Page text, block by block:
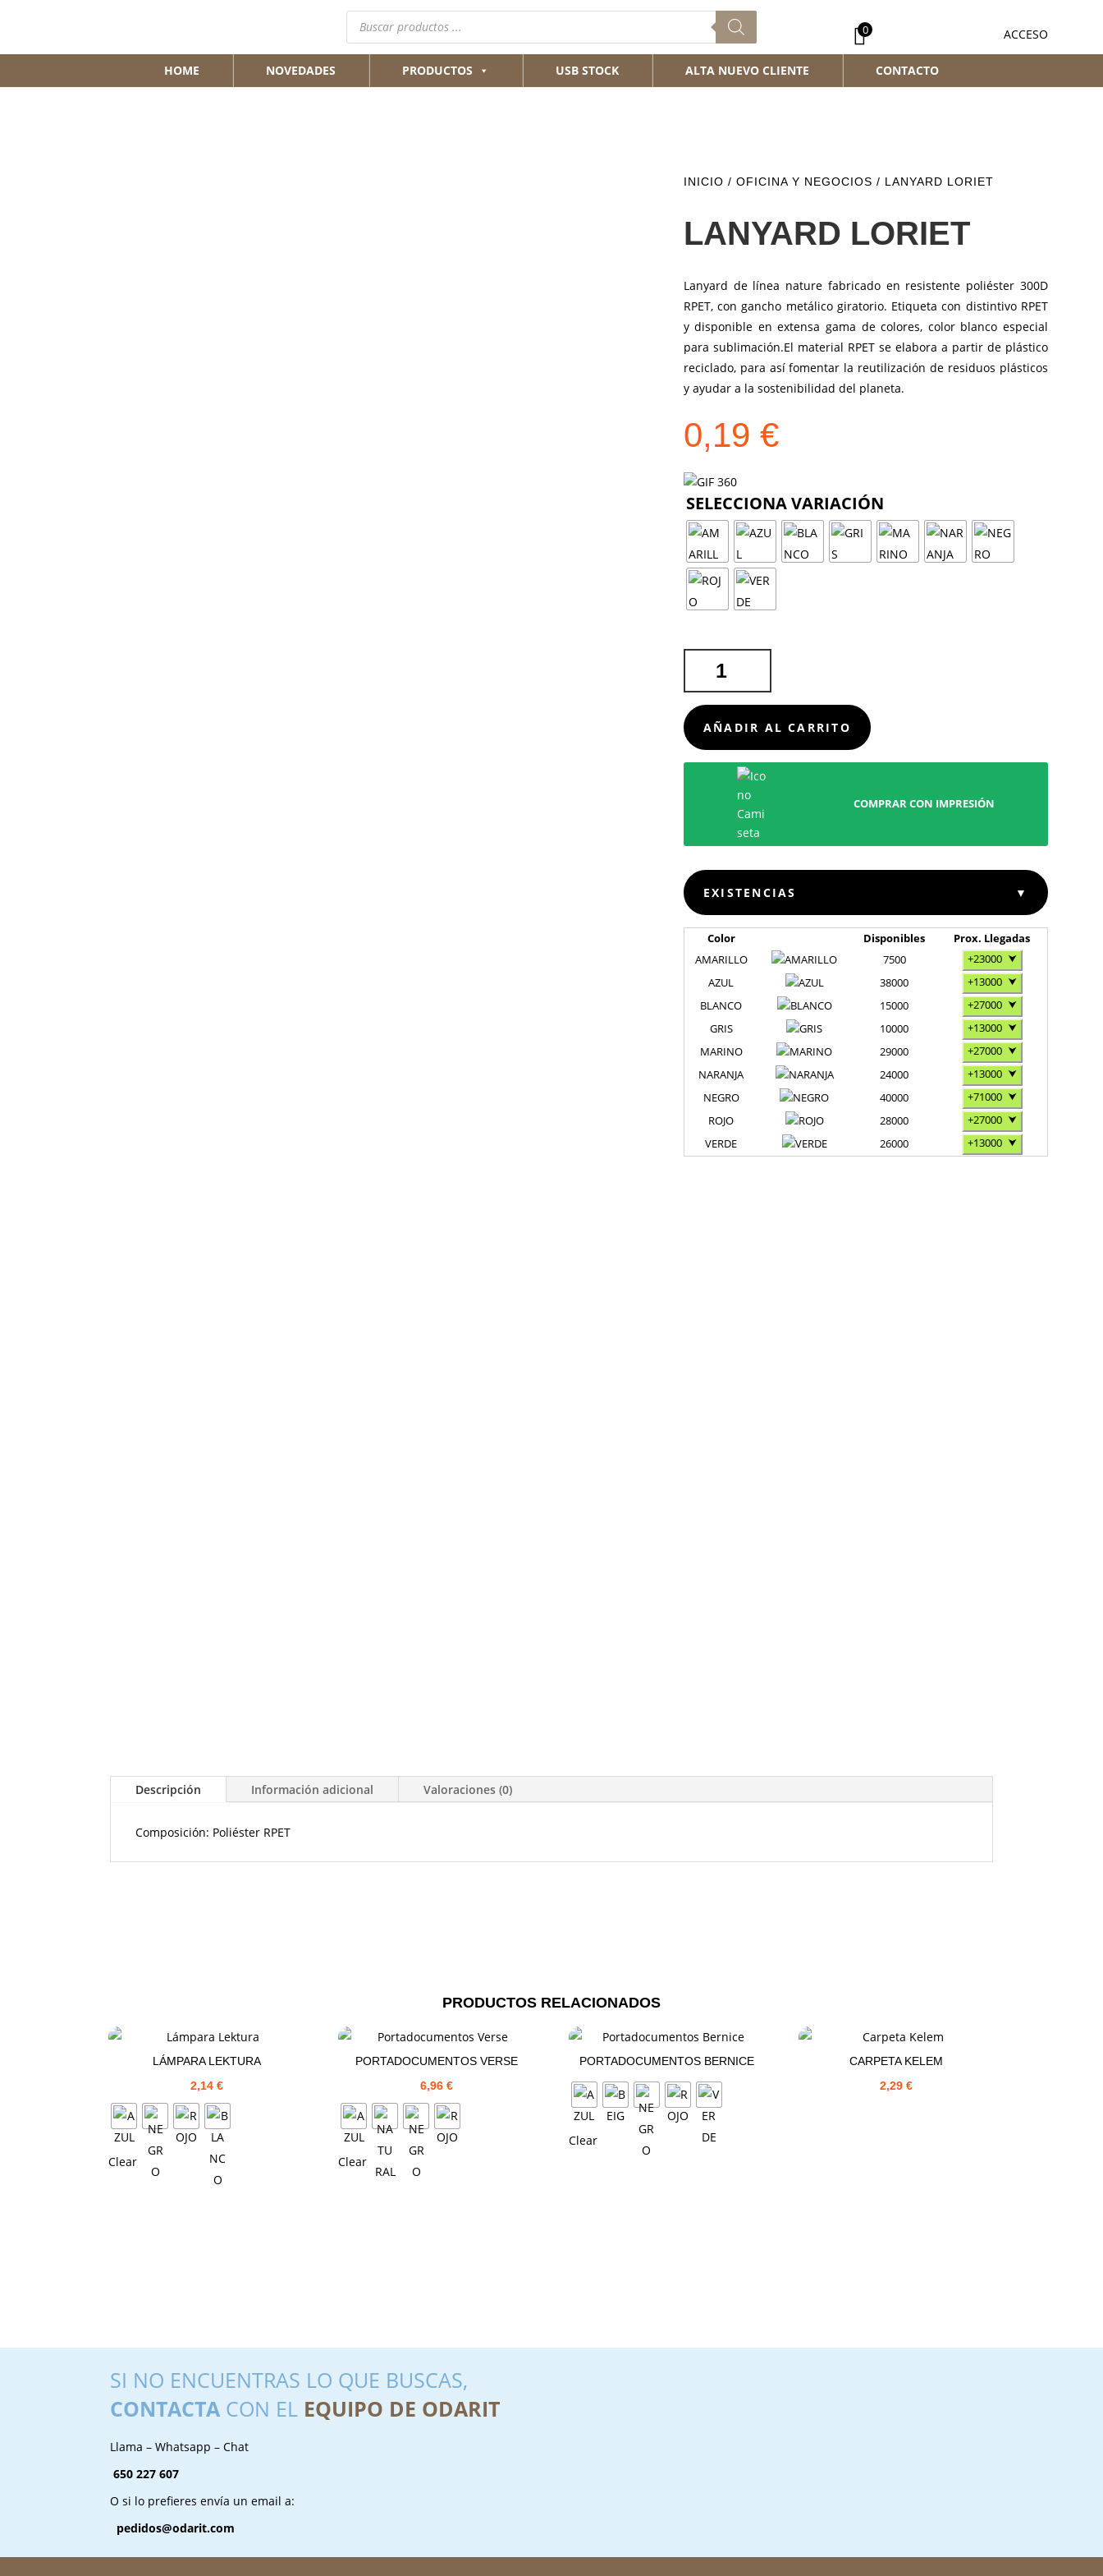
Búsqueda
productos ACCESO
0
HOME NOVEDADES PRODUCTOS USB STOCK ALTA NUEVO CLIENTE CONTACTO
INICIO / OFICINA Y NEGOCIOS / LANYARD LORIET
LANYARD LORIET
Lanyard de línea nature fabricado en resistente poliéster 300D
RPET, con gancho metálico giratorio. Etiqueta con distintivo RPET
y disponible en extensa gama de colores, color blanco especial
para sublimación.El material RPET se elabora a partir de plástico
reciclado, para así fomentar la reutilización de residuos plásticos
y ayudar a la sostenibilidad del planeta.
0,19 €
LORIET
CANTIDAD
AÑADIR AL CARRITO
COMPRAR CON IMPRESIÓN
EXISTENCIAS ▼
Color Disponibles
Prox. Llegadas
AMARILLO
7500 +23000 ⮟
AZUL
38000 +13000 ⮟
BLANCO
15000 +27000 ⮟
GRIS
10000 +13000 ⮟
MARINO
29000 +27000 ⮟
NARANJA
24000 +13000 ⮟
NEGRO
40000 +71000 ⮟
ROJO
28000 +27000 ⮟
VERDE
26000 +13000 ⮟
Descripción Información adicional Valoraciones (0)
Composición: Poliéster RPET
PRODUCTOS RELACIONADOS
LÁMPARA LEKTURA
2,14 €
Clear
PORTADOCUMENTOS VERSE
6,96 €
Clear
PORTADOCUMENTOS BERNICE
Clear
CARPETA KELEM
2,29€
SI NO ENCUENTRAS LO QUE BUSCAS,
CONTACTA CON EL EQUIPO DE ODARIT
Llama – Whatsapp – Chat
650 227 607
O si lo prefieres envía un email a:
pedidos@odarit.com